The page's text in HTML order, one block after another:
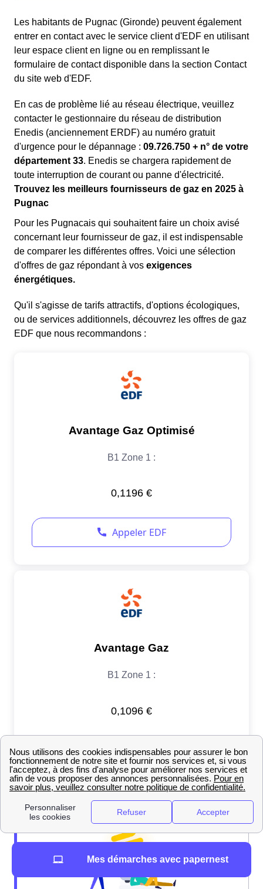
Les habitants de Pugnac (Gironde) peuvent également
entrer en contact avec le service client d'EDF en utilisant
leur espace client en ligne ou en remplissant le
formulaire de contact disponible dans la section Contact
du site web d'EDF.
En cas de problème lié au réseau électrique, veuillez
contacter le gestionnaire du réseau de distribution
Enedis (anciennement ERDF) au numéro gratuit
d'urgence pour le dépannage : 09.726.750 + n° de votre
département 33. Enedis se chargera rapidement de
toute interruption de courant ou panne d'électricité.
Trouvez les meilleurs fournisseurs de gaz en 2025 à
Pugnac
Pour les Pugnacais qui souhaitent faire un choix avisé
concernant leur fournisseur de gaz, il est indispensable
de comparer les différentes offres. Voici une sélection
d'offres de gaz répondant à vos exigences
énergétiques.
Qu'il s'agisse de tarifs attractifs, d'options écologiques,
ou de services additionnels, découvrez les offres de gaz
EDF que nous recommandons :
Mes démarches avec papernest